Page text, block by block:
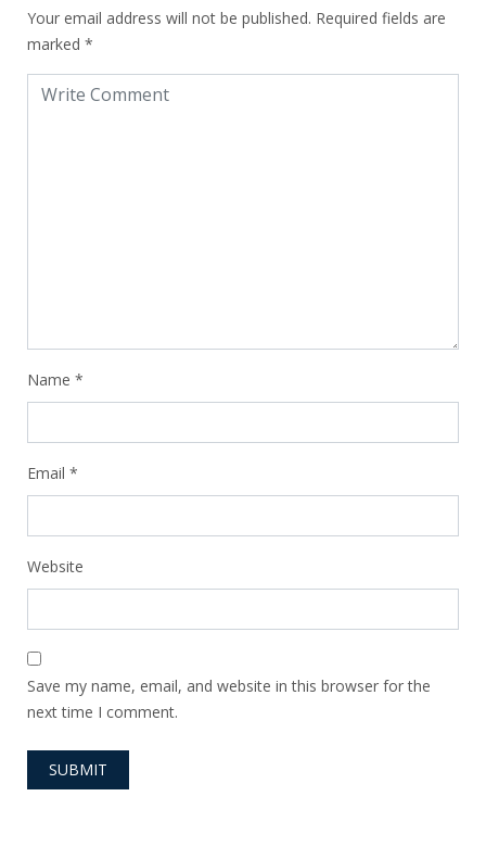
Your email address will not be published. Required fields are
marked *
Name *
Email *
Website
Save my name, email, and website in this browser for the
next time I comment.